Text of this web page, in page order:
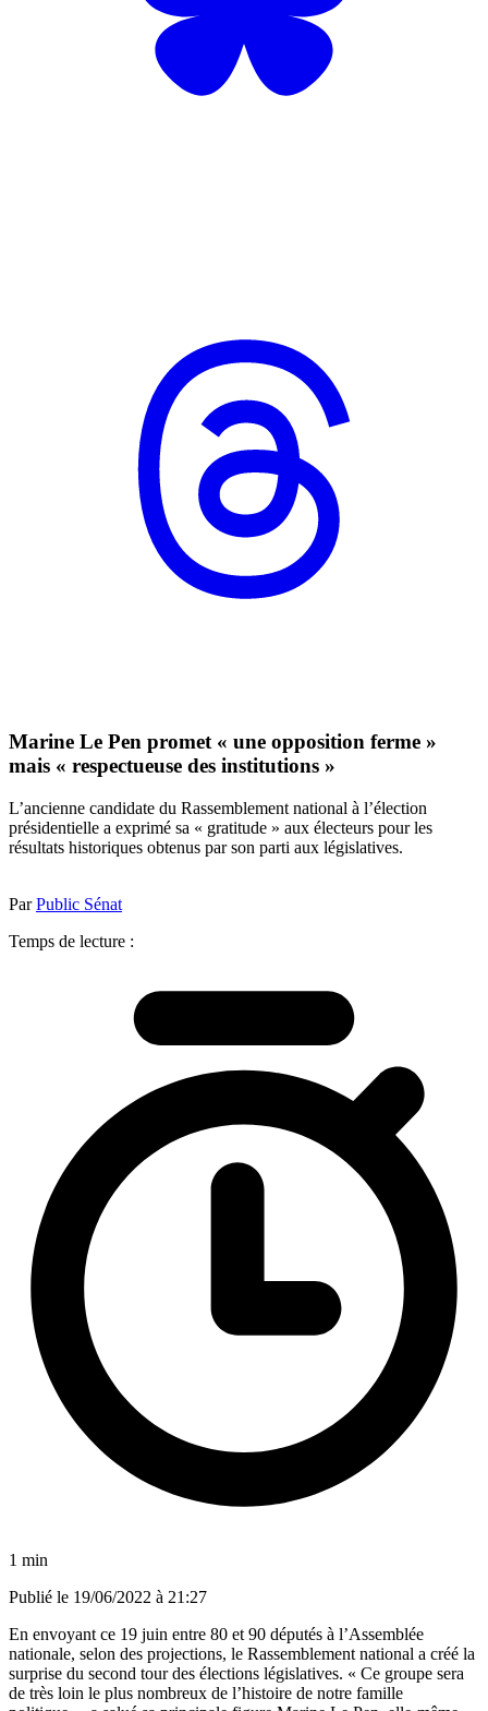
Marine Le Pen promet « une opposition ferme »
mais « respectueuse des institutions »
L’ancienne candidate du Rassemblement national à l’élection
présidentielle a exprimé sa « gratitude » aux électeurs pour les
résultats historiques obtenus par son parti aux législatives.
ParPublic Sénat
Temps de lecture :
1 min
Publié le 19/06/2022 à 21:27
En envoyant ce 19 juin entre 80 et 90 députés à l’Assemblée
nationale, selon des projections, le Rassemblement national a créé la
surprise du second tour des élections législatives. « Ce groupe sera
de très loin le plus nombreux de l’histoire de notre famille